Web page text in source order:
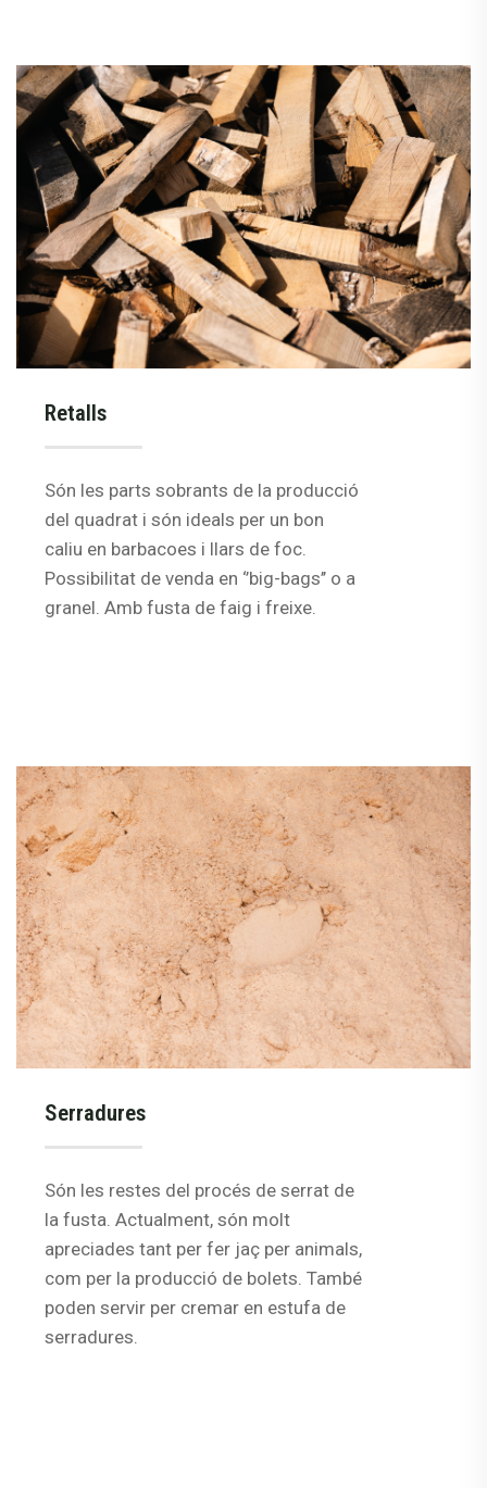
Retalls
Són les parts sobrants de la producció
del quadrat i són ideals per un bon
caliu en barbacoes i llars de foc.
Possibilitat de venda en ‘’big-bags’’ o a
granel. Amb fusta de faig i freixe.
Serradures
Són les restes del procés de serrat de
la fusta. Actualment, són molt
apreciades tant per fer jaç per animals,
com per la producció de bolets. També
poden servir per cremar en estufa de
serradures.